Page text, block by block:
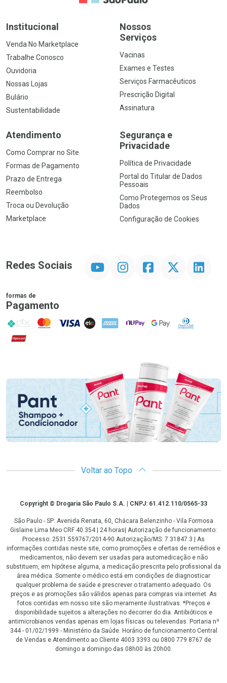
Institucional
Venda No Marketplace
Trabalhe Conosco
Ouvidoria
Nossas Lojas
Bulário
Sustentabilidade
Nossos
Serviços
Vacinas
Exames e Testes
Serviços Farmacêuticos
Prescrição Digital
Assinatura
Atendimento
Como Comprar no Site
Formas de Pagamento
Prazo de Entrega
Reembolso
Troca ou Devolução
Marketplace
Segurança e
Privacidade
Política de Privacidade
Portal do Titular de Dados
Pessoais
Como Protegemos os Seus
Dados
Configuração de Cookies
Redes Sociais InstagramFacebookTwitter Linkedin
formas de
Pagamento
PIX MasterCard
VISA ELO AMEX NuPay Google PayDiners Club
Hipercard
Promoção em Destaque
Voltar ao Topo
CopyrightCopyright © Drogaria São Paulo S.A. | CNPJ: 61.412.110/0565-33
São Paulo - SP: Avenida Renata, 60, Chácara Belenzinho - Vila Formosa
Gislaine Lima Meo CRF 40.354 | 24 horas| Autorização de funcionamento:
Processo: 2531.559767/2014-90 Autorização/MS: 7.31847.3 | As
informações contidas neste site, como promoções e ofertas de remédios e
medicamentos, não devem ser usadas para automedicação e não
substituem, em hipótese alguma, a medicação prescrita pelo profissional da
área médica. Somente o médico está em condições de diagnosticar
qualquer problema de saúde e prescrever o tratamento adequado. Os
preços e as promoções são válidos apenas para compras via internet. As
fotos contidas em nosso site são meramente ilustrativas. *Preços e
disponibilidade sujeitos a alterações no decorrer do dia. Antibióticos e
antimicrobianos vendas apenas em lojas físicas ou televendas. Portaria nº
344 - 01/02/1999 - Ministério da Saúde. Horário de funcionamento Central
de Vendas e Atendimento ao Cliente 4003 3393 ou 0800 779 8767 de
domingo a domingo das 08h00 às 20h00.